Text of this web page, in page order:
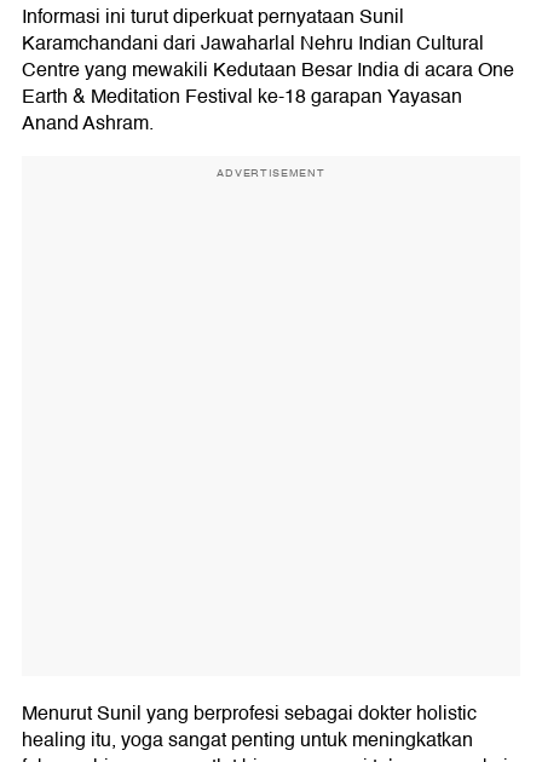
Informasi ini turut diperkuat pernyataan Sunil
Karamchandani dari Jawaharlal Nehru Indian Cultural
Centre yang mewakili Kedutaan Besar India di acara One
Earth & Meditation Festival ke-18 garapan Yayasan
Anand Ashram.
ADVERTISEMENT
Menurut Sunil yang berprofesi sebagai dokter holistic
healing itu, yoga sangat penting untuk meningkatkan